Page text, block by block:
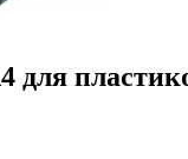
для